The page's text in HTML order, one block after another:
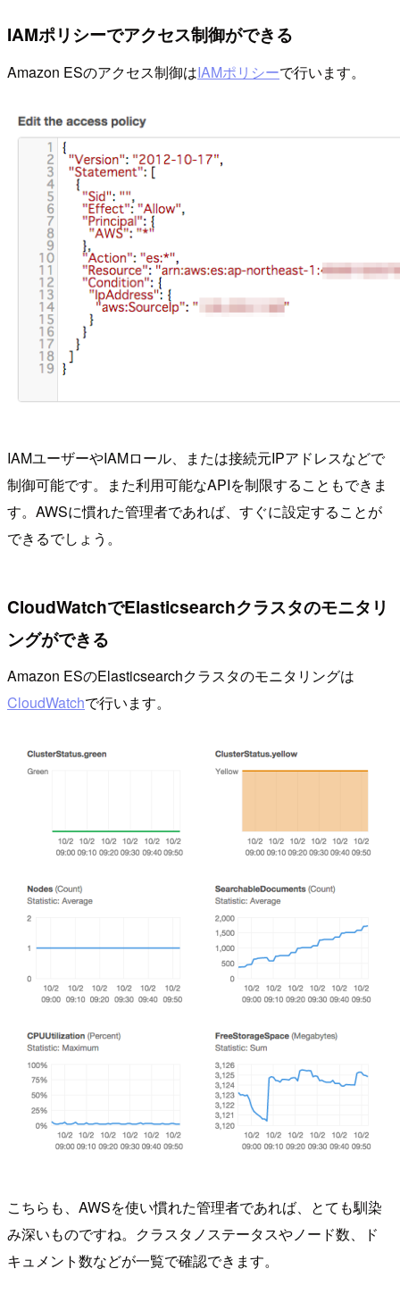
IAMポリシーでアクセス制御ができる
Amazon ESのアクセス制御はIAMポリシーで行います。
IAMユーザーやIAMロール、または接続元IPアドレスなどで
制御可能です。また利用可能なAPIを制限することもできま
す。AWSに慣れた管理者であれば、すぐに設定することが
できるでしょう。
CloudWatchでElasticsearchクラスタのモニタリ
ングができる
Amazon ESのElasticsearchクラスタのモニタリングは
CloudWatchで行います。
こちらも、AWSを使い慣れた管理者であれば、とても馴染
み深いものですね。クラスタノステータスやノード数、ド
キュメント数などが一覧で確認できます。